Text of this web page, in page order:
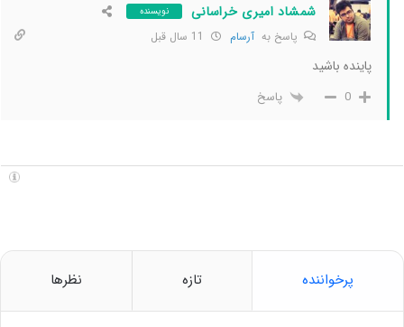
شمشاد امیری خراسانی نویسنده
پاسخ به آرسام
پاینده باشید
0 پاسخ
پرخواننده تازه نظرها